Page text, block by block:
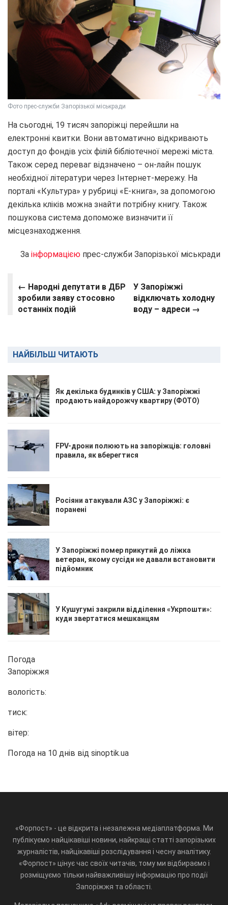
Фото прес-служби Запорізької міськради
На сьогодні, 19 тисяч запоріжці перейшли на
електронні квитки. Вони автоматично відкривають
доступ до фондів усіх філій бібліотечної мережі міста.
Також серед переваг відзначено – он-лайн пошук
необхідної літератури через Інтернет-мережу. На
порталі «Культура» у рубриці «Е-книга», за допомогою
декілька кліків можна знайти потрібну книгу. Також
пошукова система допоможе визначити її
місцезнаходження.
За інформацією прес-служби Запорізької міськради
← Народні депутати в ДБР
зробили заяву стосовно
останніх подій
У Запоріжжі
відключать холодну
воду – адреси →
НАЙБІЛЬШ ЧИТАЮТЬ
Як декілька будинків у США: у Запоріжжі
продають найдорожчу квартиру (ФОТО)
FPV-дрони полюють на запоріжців: головні
правила, як вберегтися
Росіяни атакували АЗС у Запоріжжі: є
поранені
У Запоріжжі помер прикутий до ліжка
ветеран, якому сусіди не давали встановити
підйомник
У Кушугумі закрили відділення «Укрпошти»:
куди звертатися мешканцям
Погода
Запоріжжя
вологість:
тиск:
вітер:
Погода на 10 днів від sinoptik.ua
«Форпост» - це відкрита і незалежна медіаплатформа. Ми
публікуємо найцікавіші новини, найкращі статті запорізьких
журналістів, найцікавіші розслідування і чесну аналітику.
«Форпост» цінує час своїх читачів, тому ми відбираємо і
розміщуємо тільки найважливішу інформацію про події
Запоріжжя та області.